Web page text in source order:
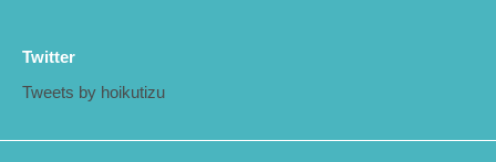
Twitter
Tweets by hoikutizu